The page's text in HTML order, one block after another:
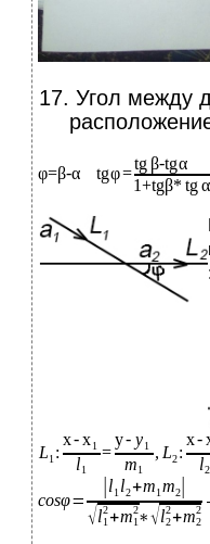
17.​ Угол между